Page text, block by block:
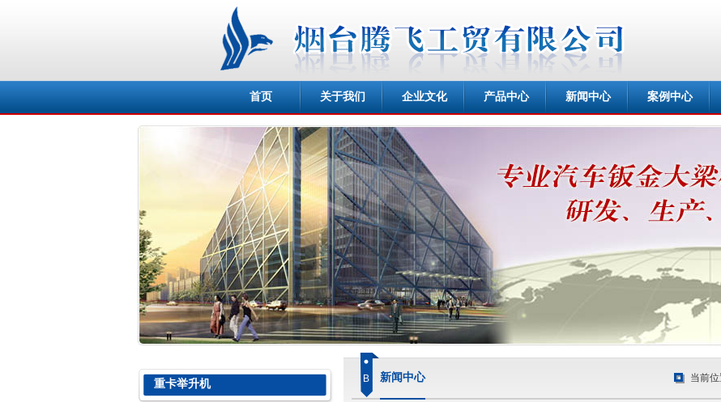
首页 关于我们 企业文化 产品中心 新闻中心 案例中心
重卡举升机 B 新闻中心 当前位